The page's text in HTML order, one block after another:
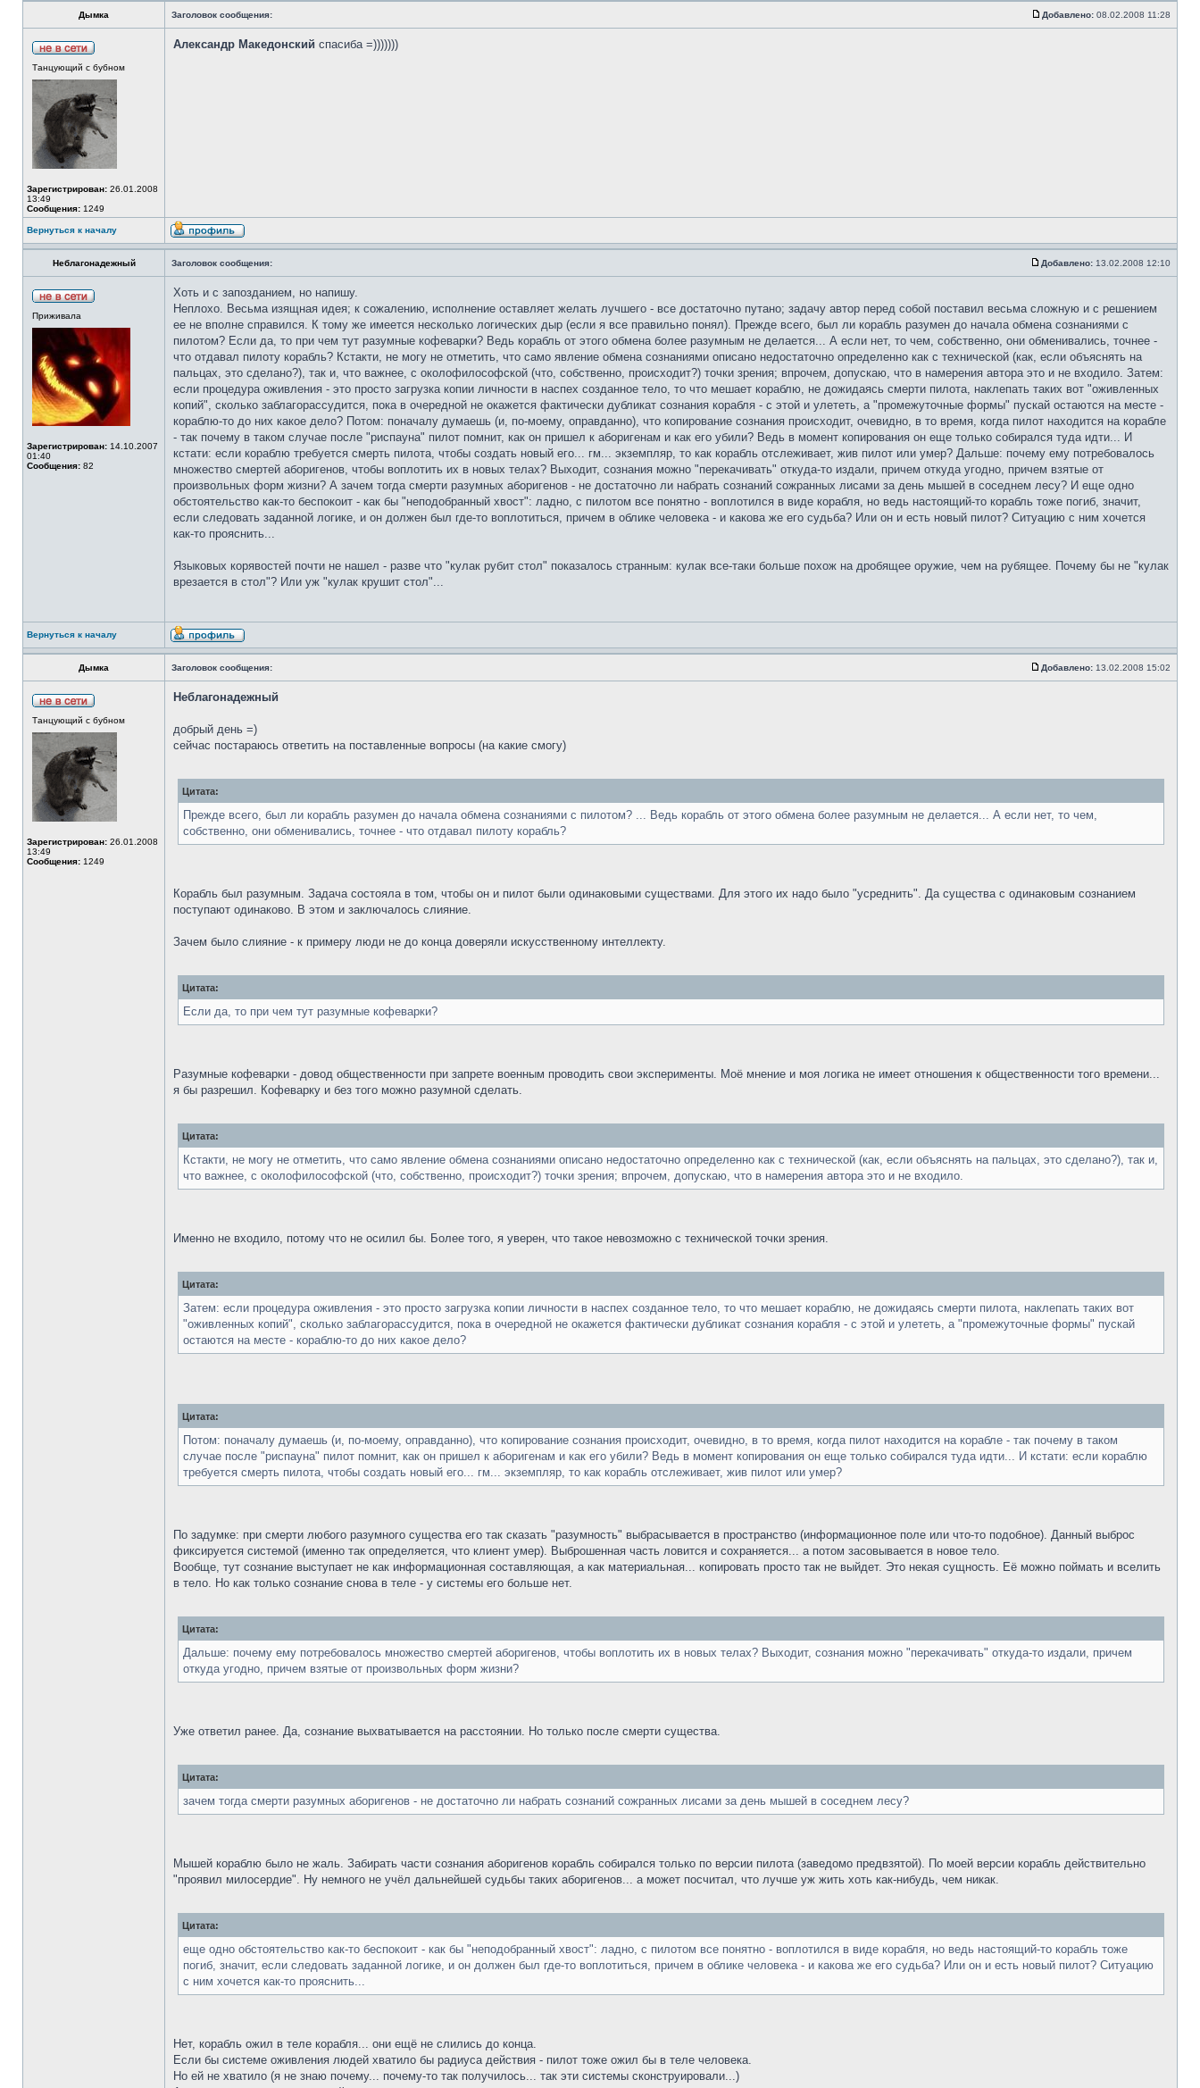
Дымка Заголовок сообщения: Добавлено: 08.02.2008 11:28
Танцующий с бубном
Зарегистрирован: 26.01.2008
13:49
Сообщения: 1249
Александр Македонский спасиба =)))))))
Вернуться к началу
Неблагонадежный Заголовок сообщения: Добавлено: 13.02.2008 12:10
Приживала
Зарегистрирован: 14.10.2007
01:40
Сообщения: 82
Хоть и с запозданием, но напишу.
Неплохо. Весьма изящная идея; к сожалению, исполнение оставляет желать лучшего - все достаточно путано; задачу автор перед собой поставил весьма сложную и с решением
ее не вполне справился. К тому же имеется несколько логических дыр (если я все правильно понял). Прежде всего, был ли корабль разумен до начала обмена сознаниями с
пилотом? Если да, то при чем тут разумные кофеварки? Ведь корабль от этого обмена более разумным не делается... А если нет, то чем, собственно, они обменивались, точнее -
что отдавал пилоту корабль? Кстакти, не могу не отметить, что само явление обмена сознаниями описано недостаточно определенно как с технической (как, если объяснять на
пальцах, это сделано?), так и, что важнее, с околофилософской (что, собственно, происходит?) точки зрения; впрочем, допускаю, что в намерения автора это и не входило. Затем:
если процедура оживления - это просто загрузка копии личности в наспех созданное тело, то что мешает кораблю, не дожидаясь смерти пилота, наклепать таких вот "оживленных
копий", сколько заблагорассудится, пока в очередной не окажется фактически дубликат сознания корабля - с этой и улететь, а "промежуточные формы" пускай остаются на месте -
кораблю-то до них какое дело? Потом: поначалу думаешь (и, по-моему, оправданно), что копирование сознания происходит, очевидно, в то время, когда пилот находится на корабле
- так почему в таком случае после "риспауна" пилот помнит, как он пришел к аборигенам и как его убили? Ведь в момент копирования он еще только собирался туда идти... И
кстати: если кораблю требуется смерть пилота, чтобы создать новый его... гм... экземпляр, то как корабль отслеживает, жив пилот или умер? Дальше: почему ему потребовалось
множество смертей аборигенов, чтобы воплотить их в новых телах? Выходит, сознания можно "перекачивать" откуда-то издали, причем откуда угодно, причем взятые от
произвольных форм жизни? А зачем тогда смерти разумных аборигенов - не достаточно ли набрать сознаний сожранных лисами за день мышей в соседнем лесу? И еще одно
обстоятельство как-то беспокоит - как бы "неподобранный хвост": ладно, с пилотом все понятно - воплотился в виде корабля, но ведь настоящий-то корабль тоже погиб, значит,
если следовать заданной логике, и он должен был где-то воплотиться, причем в облике человека - и какова же его судьба? Или он и есть новый пилот? Ситуацию с ним хочется
как-то прояснить...
Языковых корявостей почти не нашел - разве что "кулак рубит стол" показалось странным: кулак все-таки больше похож на дробящее оружие, чем на рубящее. Почему бы не "кулак
врезается в стол"? Или уж "кулак крушит стол"...
Вернуться к началу
Дымка Заголовок сообщения: Добавлено: 13.02.2008 15:02
Танцующий с бубном
Зарегистрирован: 26.01.2008
13:49
Сообщения: 1249
Неблагонадежный
добрый день =)
сейчас постараюсь ответить на поставленные вопросы (на какие смогу)
Цитата:
Прежде всего, был ли корабль разумен до начала обмена сознаниями с пилотом? ... Ведь корабль от этого обмена более разумным не делается... А если нет, то чем,
собственно, они обменивались, точнее - что отдавал пилоту корабль?
Корабль был разумным. Задача состояла в том, чтобы он и пилот были одинаковыми существами. Для этого их надо было "усреднить". Да существа с одинаковым сознанием
поступают одинаково. В этом и заключалось слияние.
Зачем было слияние - к примеру люди не до конца доверяли искусственному интеллекту.
Цитата:
Если да, то при чем тут разумные кофеварки?
Разумные кофеварки - довод общественности при запрете военным проводить свои эксперименты. Моё мнение и моя логика не имеет отношения к общественности того времени...
я бы разрешил. Кофеварку и без того можно разумной сделать.
Цитата:
Кстакти, не могу не отметить, что само явление обмена сознаниями описано недостаточно определенно как с технической (как, если объяснять на пальцах, это сделано?), так и,
что важнее, с околофилософской (что, собственно, происходит?) точки зрения; впрочем, допускаю, что в намерения автора это и не входило.
Именно не входило, потому что не осилил бы. Более того, я уверен, что такое невозможно с технической точки зрения.
Цитата:
Затем: если процедура оживления - это просто загрузка копии личности в наспех созданное тело, то что мешает кораблю, не дожидаясь смерти пилота, наклепать таких вот
"оживленных копий", сколько заблагорассудится, пока в очередной не окажется фактически дубликат сознания корабля - с этой и улететь, а "промежуточные формы" пускай
остаются на месте - кораблю-то до них какое дело?
Цитата:
Потом: поначалу думаешь (и, по-моему, оправданно), что копирование сознания происходит, очевидно, в то время, когда пилот находится на корабле - так почему в таком
случае после "риспауна" пилот помнит, как он пришел к аборигенам и как его убили? Ведь в момент копирования он еще только собирался туда идти... И кстати: если кораблю
требуется смерть пилота, чтобы создать новый его... гм... экземпляр, то как корабль отслеживает, жив пилот или умер?
По задумке: при смерти любого разумного существа его так сказать "разумность" выбрасывается в пространство (информационное поле или что-то подобное). Данный выброс
фиксируется системой (именно так определяется, что клиент умер). Выброшенная часть ловится и сохраняется... а потом засовывается в новое тело.
Вообще, тут сознание выступает не как информационная составляющая, а как материальная... копировать просто так не выйдет. Это некая сущность. Её можно поймать и вселить
в тело. Но как только сознание снова в теле - у системы его больше нет.
Цитата:
Дальше: почему ему потребовалось множество смертей аборигенов, чтобы воплотить их в новых телах? Выходит, сознания можно "перекачивать" откуда-то издали, причем
откуда угодно, причем взятые от произвольных форм жизни?
Уже ответил ранее. Да, сознание выхватывается на расстоянии. Но только после смерти существа.
Цитата:
зачем тогда смерти разумных аборигенов - не достаточно ли набрать сознаний сожранных лисами за день мышей в соседнем лесу?
Мышей кораблю было не жаль. Забирать части сознания аборигенов корабль собирался только по версии пилота (заведомо предвзятой). По моей версии корабль действительно
"проявил милосердие". Ну немного не учёл дальнейшей судьбы таких аборигенов... а может посчитал, что лучше уж жить хоть как-нибудь, чем никак.
Цитата:
еще одно обстоятельство как-то беспокоит - как бы "неподобранный хвост": ладно, с пилотом все понятно - воплотился в виде корабля, но ведь настоящий-то корабль тоже
погиб, значит, если следовать заданной логике, и он должен был где-то воплотиться, причем в облике человека - и какова же его судьба? Или он и есть новый пилот? Ситуацию
с ним хочется как-то прояснить...
Нет, корабль ожил в теле корабля... они ещё не слились до конца.
Если бы системе оживления людей хватило бы радиуса действия - пилот тоже ожил бы в теле человека.
Но ей не хватило (я не знаю почему... почему-то так получилось... так эти системы сконструировали...)